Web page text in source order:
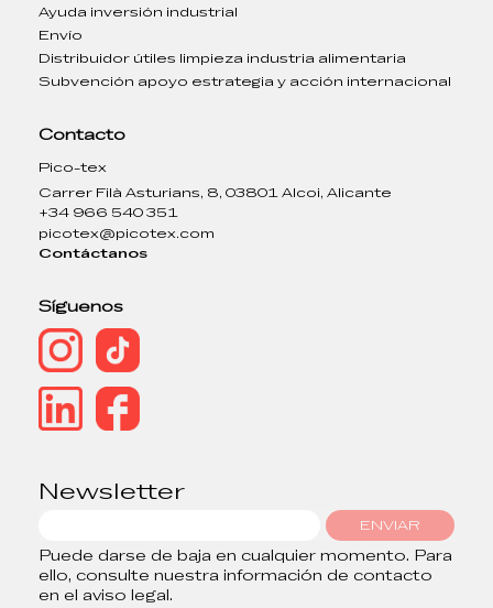
Ayuda inversión industrial
Envío
Distribuidor útiles limpieza industria alimentaria
Subvención apoyo estrategia y acción internacional
Contacto
Pico-tex
Carrer Filà Asturians, 8, 03801 Alcoi, Alicante
+34 966 540 351
picotex@picotex.com
Contáctanos
Síguenos
Newsletter
ENVIAR
Puede darse de baja en cualquier momento. Para
ello, consulte nuestra información de contacto
en el aviso legal.